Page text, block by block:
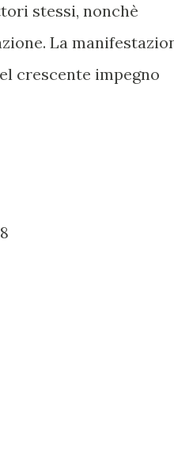
stessi, nonchè
La
crescente impegno